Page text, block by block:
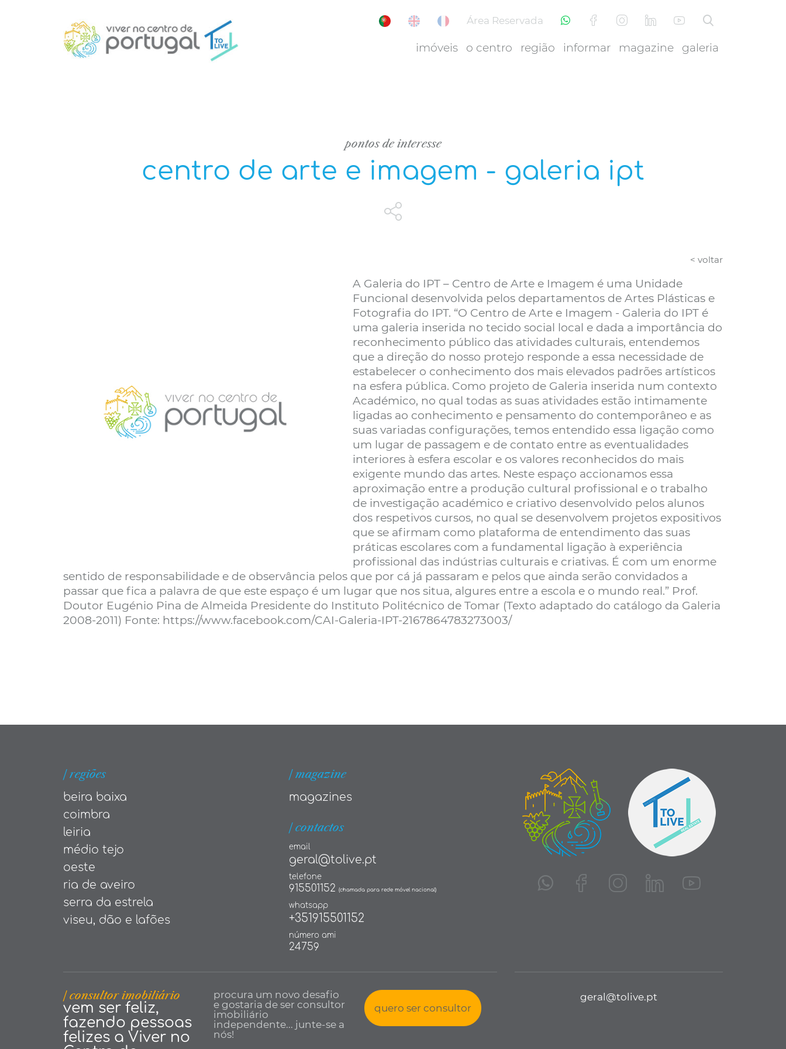
Área Reservada
imóveis o centro região informar magazine galeria
pontos de interesse
centro de arte e imagem - galeria ipt
< voltar
A Galeria do IPT – Centro de Arte e Imagem é uma Unidade
Funcional desenvolvida pelos departamentos de Artes Plásticas e
Fotografia do IPT. “O Centro de Arte e Imagem - Galeria do IPT é
uma galeria inserida no tecido social local e dada a importância do
reconhecimento público das atividades culturais, entendemos
que a direção do nosso protejo responde a essa necessidade de
estabelecer o conhecimento dos mais elevados padrões artísticos
na esfera pública. Como projeto de Galeria inserida num contexto
Académico, no qual todas as suas atividades estão intimamente
ligadas ao conhecimento e pensamento do contemporâneo e as
suas variadas configurações, temos entendido essa ligação como
um lugar de passagem e de contato entre as eventualidades
interiores à esfera escolar e os valores reconhecidos do mais
exigente mundo das artes. Neste espaço accionamos essa
aproximação entre a produção cultural profissional e o trabalho
de investigação académico e criativo desenvolvido pelos alunos
dos respetivos cursos, no qual se desenvolvem projetos expositivos
que se afirmam como plataforma de entendimento das suas
práticas escolares com a fundamental ligação à experiência
profissional das indústrias culturais e criativas. É com um enorme
sentido de responsabilidade e de observância pelos que por cá já passaram e pelos que ainda serão convidados a
passar que fica a palavra de que este espaço é um lugar que nos situa, algures entre a escola e o mundo real.” Prof.
Doutor Eugénio Pina de Almeida Presidente do Instituto Politécnico de Tomar (Texto adaptado do catálogo da Galeria
2008-2011) Fonte: https://www.facebook.com/CAI-Galeria-IPT-2167864783273003/
| regiões
beira baixa
coimbra
leiria
médio tejo
oeste
ria de aveiro
serra da estrela
viseu, dão e lafões
| magazine
magazines
| contactos
email
geral@tolive.pt
telefone
915501152 (chamada para rede móvel nacional)
whatsapp
+351915501152
número ami
24759
| consultor imobiliário
vem ser feliz,
fazendo pessoas
felizes a Viver no
procura um novo desafio
e gostaria de ser consultor
imobiliário
independente... junte-se a
nós!
quero ser consultor
geral@tolive.pt